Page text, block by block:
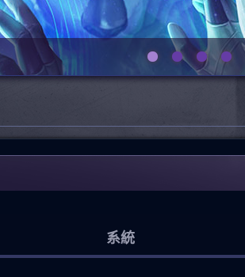
系統